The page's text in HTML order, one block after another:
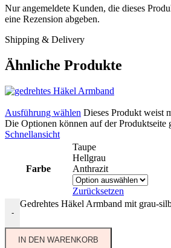
Nur angemeldete Kunden, die dieses
eine Rezension abgeben.
Shipping & Delivery
Ähnliche Produkte
Ausführung wählen Dieses Produkt weist
Die Optionen können auf der Produktseite
Schnellansicht
Farbe
Taupe
Hellgrau
Anthrazit
Zurücksetzen
-
Gedrehtes Häkel Armband mit grau-
IN DEN WARENKORB